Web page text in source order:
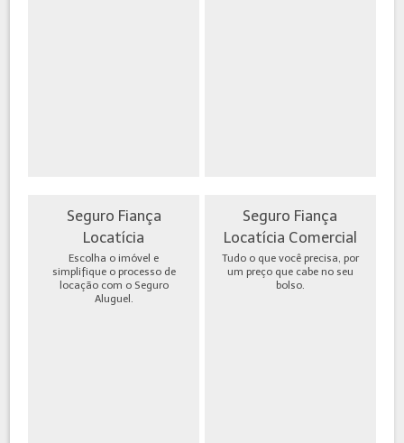
Seguro Fiança
Locatícia
Escolha o imóvel e
simplifique o processo de
locação com o Seguro
Aluguel.
Seguro Fiança
Locatícia Comercial
Tudo o que você precisa, por
um preço que cabe no seu
bolso.